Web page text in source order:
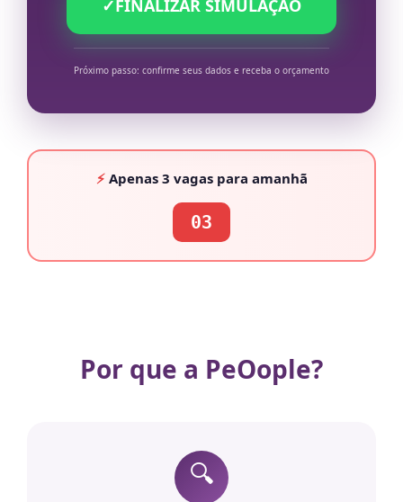
✓FINALIZAR SIMULAÇÃO
Próximo passo: confirme seus dados e receba o orçamento
⚡Apenas 3 vagaspara amanhã
03
Por que a PeOople?
🔍